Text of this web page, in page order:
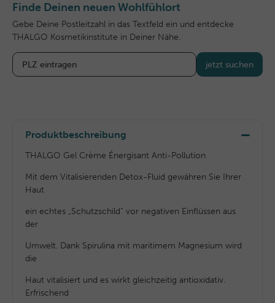
Finde Deinen neuen Wohlfühlort
Gebe Deine Postleitzahl in das Textfeld ein und entdecke
THALGO Kosmetikinstitute in Deiner Nähe.
jetzt suchen
Produktbeschreibung
THALGO Gel Crème Énergisant Anti-Pollution
Mit dem Vitalisierenden Detox-Fluid gewähren Sie Ihrer
Haut
ein echtes „Schutzschild“ vor negativen Einflüssen aus
der
Umwelt. Dank Spirulina mit maritimem Magnesium wird
die
Haut vitalisiert und es wirkt gleichzeitig antioxidativ.
Erfrischend